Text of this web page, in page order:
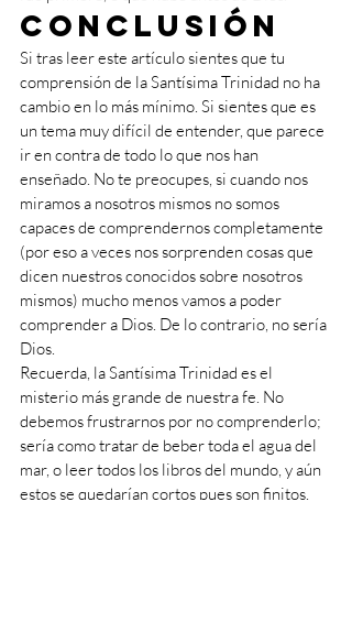
Conclusión
Si tras leer este artículo sientes que tu
comprensión de la Santísima Trinidad no ha
cambio en lo más mínimo. Si sientes que es
un tema muy difícil de entender, que parece
ir en contra de todo lo que nos han
enseñado. No te preocupes, si cuando nos
miramos a nosotros mismos no somos
capaces de comprendernos completamente
(por eso a veces nos sorprenden cosas que
dicen nuestros conocidos sobre nosotros
mismos) mucho menos vamos a poder
comprender a Dios. De lo contrario, no sería
Dios.
Recuerda, la Santísima Trinidad es el
misterio más grande de nuestra fe. No
debemos frustrarnos por no comprenderlo;
sería como tratar de beber toda el agua del
mar, o leer todos los libros del mundo, y aún
estos se quedarían cortos pues son finitos.